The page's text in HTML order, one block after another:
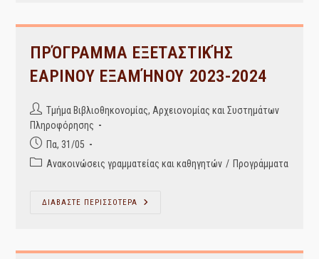
ΠΡΌΓΡΑΜΜΑ ΕΞΕΤΑΣΤΙΚΉΣ
ΕΑΡΙΝΟΥ ΕΞΑΜΉΝΟΥ 2023-2024
Post
author:
Τμήμα Βιβλιοθηκονομίας, Αρχειονομίας και Συστημάτων
Πληροφόρησης
Post
published:
Πα, 31/05
PostΑνακοινώσεις γραμματείας και καθηγητών / Προγράμματα
ΔΙΑΒΑΣΤΕ ΠΕΡΙΣΣΟΤΕΡΑ
ΠΡΌΓΡΑΜΜΑ
2024